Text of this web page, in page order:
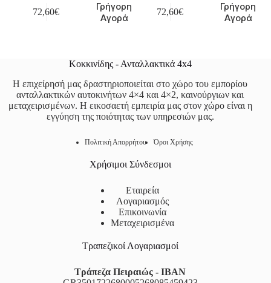
72,60€
Γρήγορη
Αγορά
72,60€
Γρήγορη
Αγορά
Κοκκινίδης - Ανταλλακτικά 4x4
Η επιχείρησή μας δραστηριοποιείται στο χώρο του εμπορίου
ανταλλακτικών αυτοκινήτων 4×4 και 4×2, καινούργιων και
μεταχειρισμένων. Η εικοσαετή εμπειρία μας στον χώρο είναι η
εγγύηση της ποιότητας των υπηρεσιών μας.
Πολιτική Απορρήτου Όροι Χρήσης
Χρήσιμοι Σύνδεσμοι
Εταιρεία
Λογαριασμός
Επικοινωνία
Μεταχειρισμένα
Τραπεζικοί Λογαριασμοί
Τράπεζα Πειραιώς - IBAN